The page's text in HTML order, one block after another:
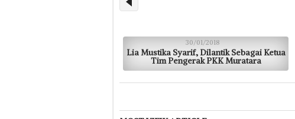
30/01/2018
Lia Mustika Syarif, Dilantik Sebagai Ketua
Tim Pengerak PKK Muratara